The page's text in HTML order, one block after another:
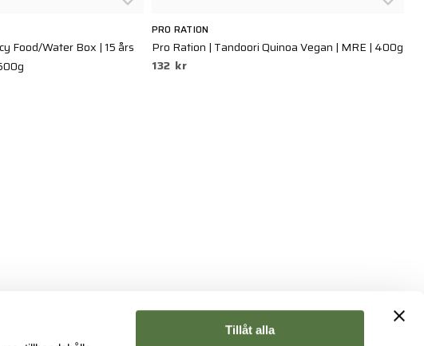
Tillåt alla
Food/Water Box | 15 års
PRO RATION
Pro Ration | Tandoori Quinoa Vegan | MRE | 400g
132 kr